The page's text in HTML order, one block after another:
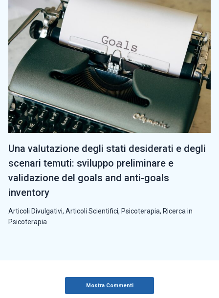
Una valutazione degli stati desiderati e degli
scenari temuti: sviluppo preliminare e
validazione del goals and anti-goals
inventory
Articoli Divulgativi, Articoli Scientifici, Psicoterapia, Ricerca in
Psicoterapia
Mostra Commenti